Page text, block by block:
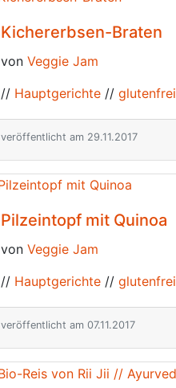
Kichererbsen-Braten
von Veggie Jam
// Hauptgerichte // glutenfrei
veröffentlicht am 29.11.2017
Pilzeintopf mit Quinoa
von Veggie Jam
// Hauptgerichte // glutenfrei
veröffentlicht am 07.11.2017